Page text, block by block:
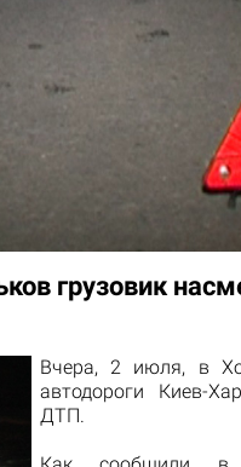
грузовик
Вчера, 2 июля, в
автодороги
Киев-
ДТП.